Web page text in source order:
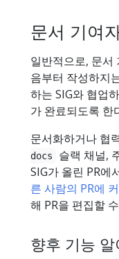
문서 기여
일반적으로, 문서
음부터 작성하지
하는 SIG와 협업
가 완료되도록 한
문서화하거나 협
docs
슬랙 채널,
SIG가 올린 PR에
른 사람의 PR에
해 PR을 편집할
향후 기능 알